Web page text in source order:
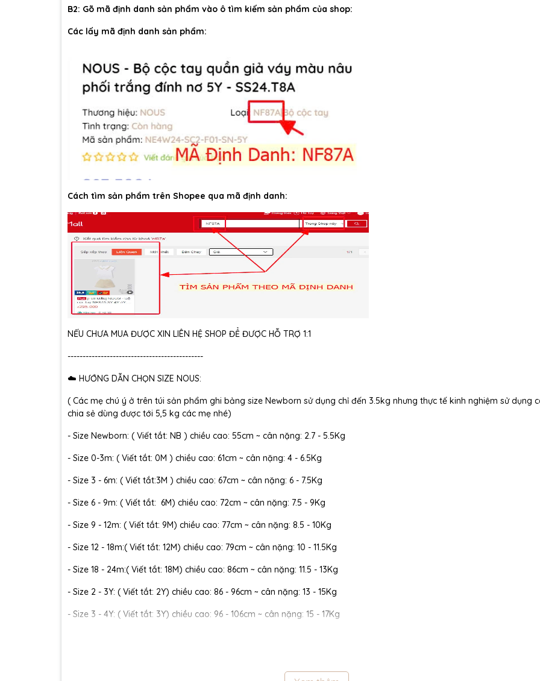
B2: Gõ mã định danh sản phẩm vào ô tìm kiếm sản phẩm của shop:
Các lấy mã định danh sản phẩm:
Cách tìm sản phẩm trên Shopee qua mã định danh:
NẾU CHƯA MUA ĐƯỢC XIN LIÊN HỆ SHOP ĐỂ ĐƯỢC HỖ TRỢ 1:1
---------------------------------------------
☁️ HƯỚNG DẪN CHỌN SIZE NOUS:
( Các mẹ chú ý ở trên túi sản phẩm ghi bảng size Newborn sử dụng chỉ đến 3.5kg nhưng thực tế kinh nghiệm sử dụng
chia sẻ dùng được tới 5,5 kg các mẹ nhé)
- Size Newborn: ( Viết tắt: NB ) chiều cao: 55cm ~ cân nặng: 2.7 - 5.5Kg
- Size 0-3m: ( Viết tắt: 0M ) chiều cao: 61cm ~ cân nặng: 4 - 6.5Kg
- Size 3 - 6m: ( Viết tắt:3M ) chiều cao: 67cm ~ cân nặng: 6 - 7.5Kg
- Size 6 - 9m: ( Viết tắt: 6M) chiều cao: 72cm ~ cân nặng: 7.5 - 9Kg
- Size 9 - 12m: ( Viết tắt: 9M) chiều cao: 77cm ~ cân nặng: 8.5 - 10Kg
- Size 12 - 18m:( Viết tắt: 12M) chiều cao: 79cm ~ cân nặng: 10 - 11.5Kg
- Size 18 - 24m:( Viết tắt: 18M) chiều cao: 86cm ~ cân nặng: 11.5 - 13Kg
- Size 2 - 3Y: ( Viết tắt: 2Y) chiều cao: 86 - 96cm ~ cân nặng: 13 - 15Kg
- Size 3 - 4Y: ( Viết tắt: 3Y) chiều cao: 96 - 106cm ~ cân nặng: 15 - 17Kg